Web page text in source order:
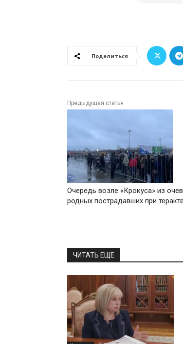
Поделиться
Предыдущая статья
Очередь возле «Крокуса» из
родных пострадавших при теракте
ЧИТАТЬ ЕЩЕ